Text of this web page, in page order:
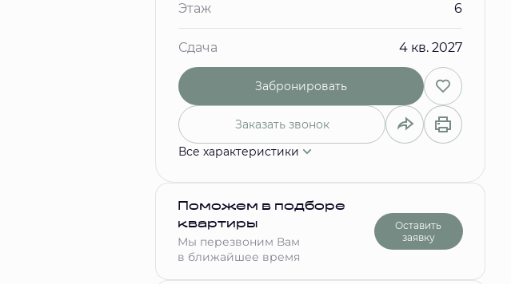
Этаж 6
Сдача 4 кв. 2027
Забронировать
Заказать звонок
Все характеристики
Поможем в подборе
квартиры
Мы перезвоним Вам
в ближайшее время
Оставить
заявку